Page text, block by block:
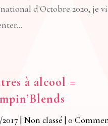
d'Octobre 2020, je
à alcool =
| Non classé | 0